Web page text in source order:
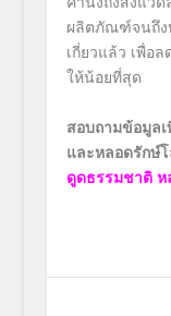
ผลิตภัณฑ์จนถึง
เกี่ยวแล้ว เพื่อ
ให้น้อยที่สุด
สอบถามข้อมูลเ
และหลอดรักษ์
ดูดธรรมชาติ